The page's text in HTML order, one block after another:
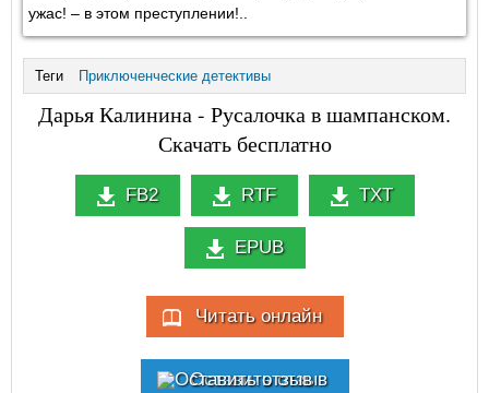
ужас! – в этом преступлении!..
Теги Приключенческие детективы
Дарья Калинина - Русалочка в шампанском.
Скачать бесплатно
FB2 RTF TXT
EPUB
Читать онлайн
Оставить отзыв